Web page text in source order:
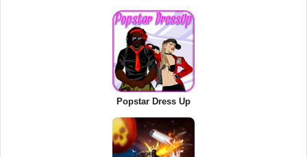
Popstar Dress Up